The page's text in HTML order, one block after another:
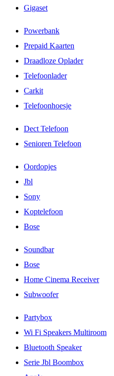
Gigaset
Powerbank
Prepaid Kaarten
Draadloze Oplader
Telefoonlader
Carkit
Telefoonhoesje
Dect Telefoon
Senioren Telefoon
Oordopjes
Jbl
Sony
Koptelefoon
Bose
Soundbar
Bose
Home Cinema Receiver
Subwoofer
Partybox
Wi Fi Speakers Multiroom
Bluetooth Speaker
Serie Jbl Boombox